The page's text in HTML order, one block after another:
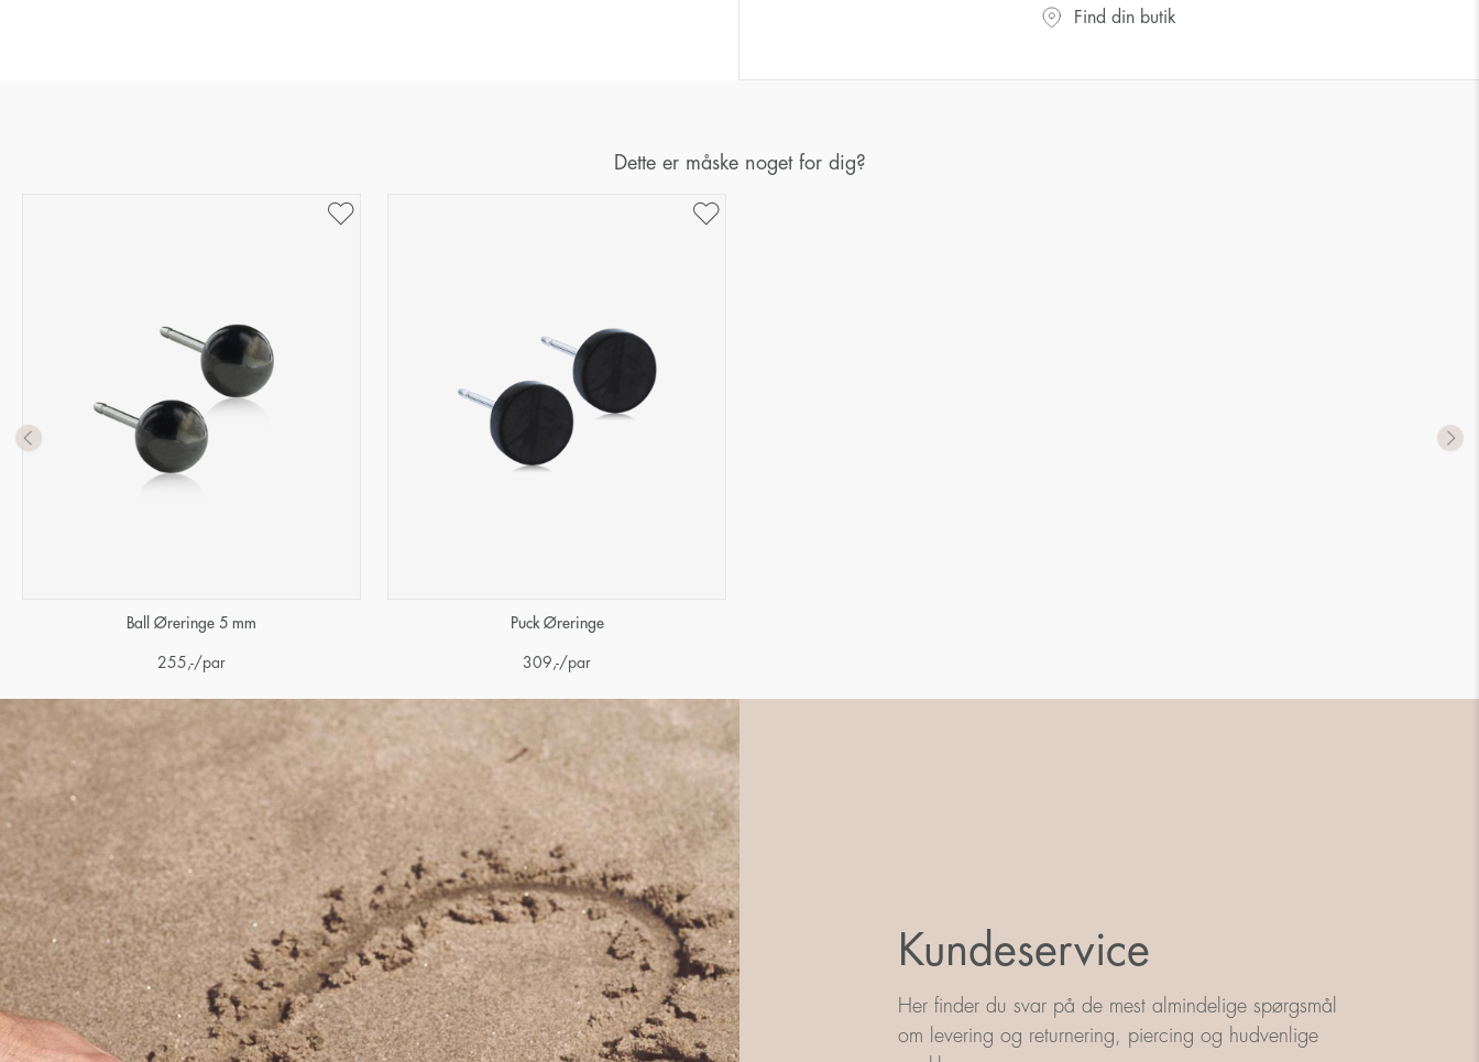
Find din butik
Dette er måske noget for dig?
Ball Øreringe 5 mm
255 ,-/par
Puck Øreringe
309 ,-/par
Kundeservice
Her finder du svar på de mest almindelige spørgsmål
om levering og returnering, piercing og hudvenlige